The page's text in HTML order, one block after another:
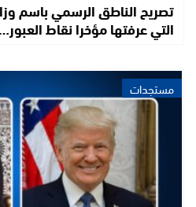
تصريح الناطق الرسمي باسم
التي عرفتها مؤخرا نقاط العبور…
مستجدات